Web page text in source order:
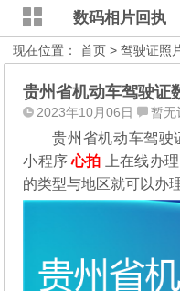
数码相片回执
现在位置：首页 >驾驶证照
贵州省机动车驾驶证
2023年10月06日 暂无
贵州省机动车驾驶
小程序心拍 上在线办
的类型与地区就可以办